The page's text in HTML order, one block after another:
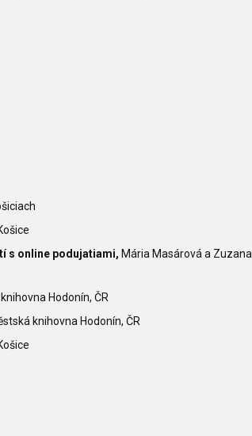
s online podujatiami, Mária Masárová a Zuzana
Hodonín, ČR
knihovna Hodonín, ČR